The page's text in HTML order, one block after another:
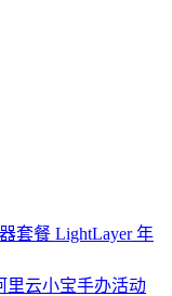
套餐 LightLayer 年
里云小宝手办活动